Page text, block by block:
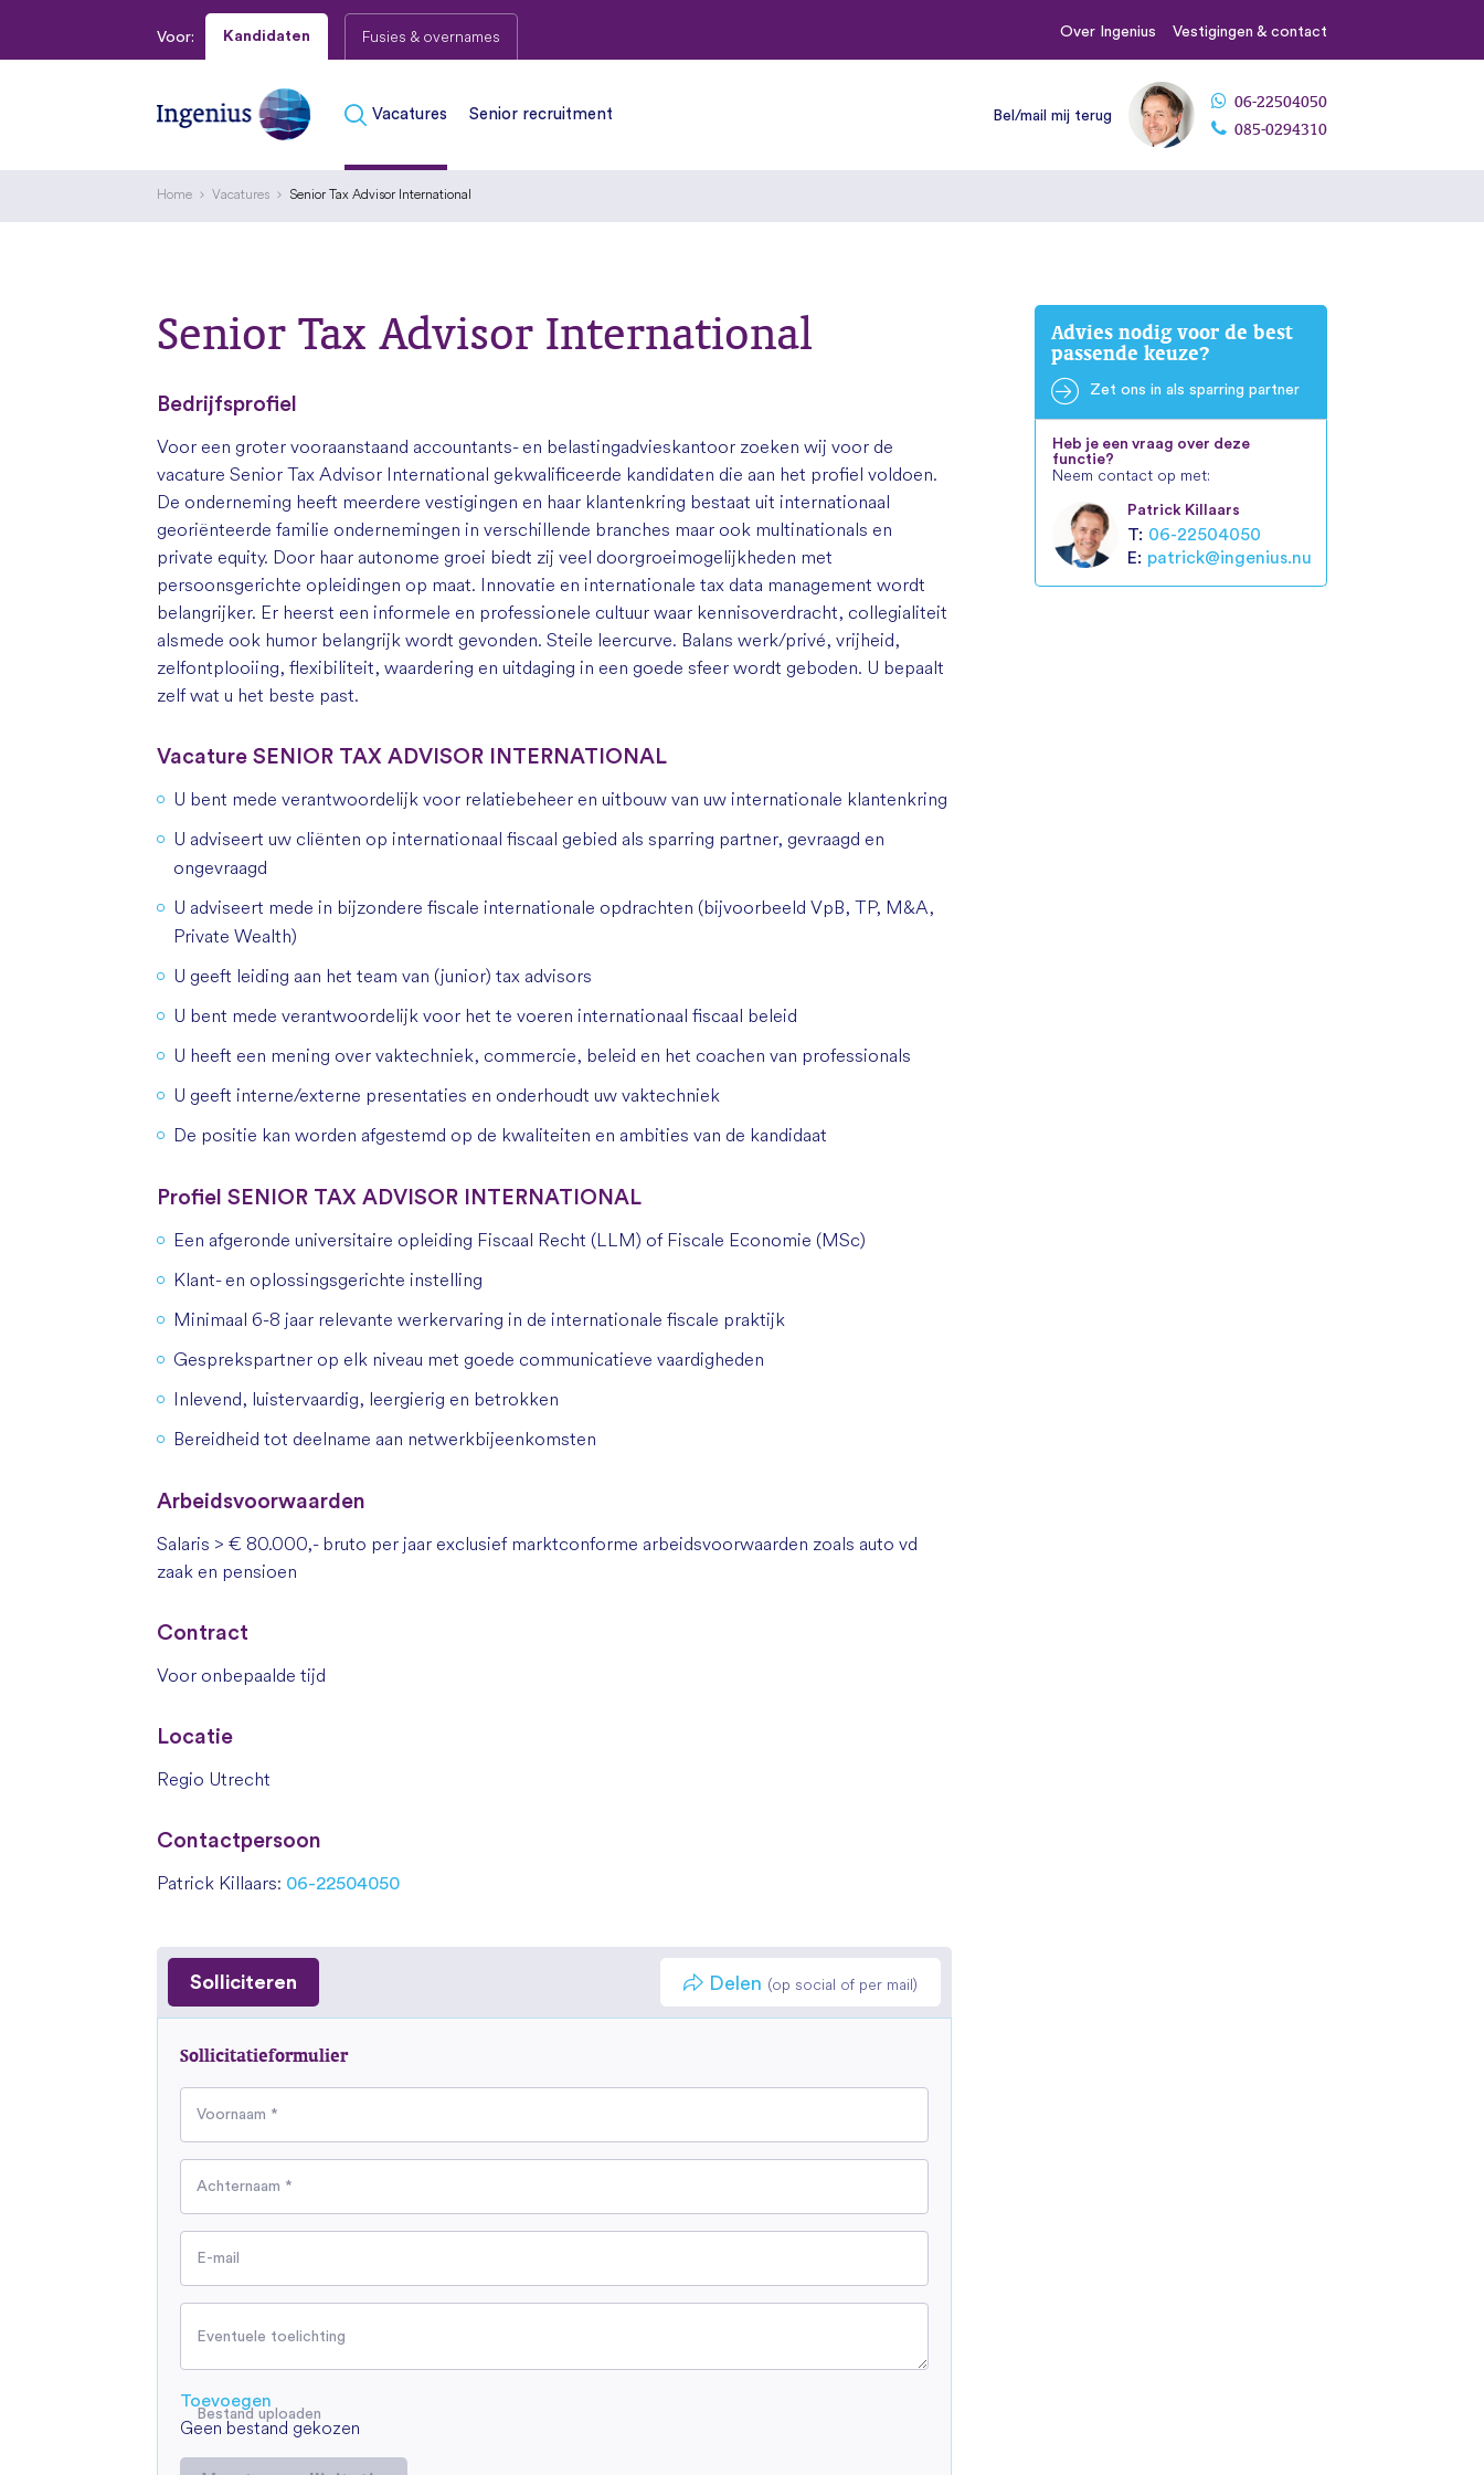
Vacatures Senior recruitment
Over Ingenius Vestigingen & contact
Bel/mail mij terug
06-22504050
085-0294310
Voor: Kandidaten Fusies & overnames
Home Vacatures Senior Tax Advisor International
Senior Tax Advisor International
Bedrijfsprofiel
Voor een groter vooraanstaand accountants- en belastingadvieskantoor zoeken wij voor de
vacature Senior Tax Advisor International gekwalificeerde kandidaten die aan het profiel voldoen.
De onderneming heeft meerdere vestigingen en haar klantenkring bestaat uit internationaal
georiënteerde familie ondernemingen in verschillende branches maar ook multinationals en
private equity. Door haar autonome groei biedt zij veel doorgroeimogelijkheden met
persoonsgerichte opleidingen op maat. Innovatie en internationale tax data management wordt
belangrijker. Er heerst een informele en professionele cultuur waar kennisoverdracht, collegialiteit
alsmede ook humor belangrijk wordt gevonden. Steile leercurve. Balans werk/privé, vrijheid,
zelfontplooiing, flexibiliteit, waardering en uitdaging in een goede sfeer wordt geboden. U bepaalt
zelf wat u het beste past.
Vacature SENIOR TAX ADVISOR INTERNATIONAL
U bent mede verantwoordelijk voor relatiebeheer en uitbouw van uw internationale klantenkring
U adviseert uw cliënten op internationaal fiscaal gebied als sparring partner, gevraagd en
ongevraagd
U adviseert mede in bijzondere fiscale internationale opdrachten (bijvoorbeeld VpB, TP, M&A,
Private Wealth)
U geeft leiding aan het team van (junior) tax advisors
U bent mede verantwoordelijk voor het te voeren internationaal fiscaal beleid
U heeft een mening over vaktechniek, commercie, beleid en het coachen van professionals
U geeft interne/externe presentaties en onderhoudt uw vaktechniek
De positie kan worden afgestemd op de kwaliteiten en ambities van de kandidaat
Profiel SENIOR TAX ADVISOR INTERNATIONAL
Een afgeronde universitaire opleiding Fiscaal Recht (LLM) of Fiscale Economie (MSc)
Klant- en oplossingsgerichte instelling
Minimaal 6-8 jaar relevante werkervaring in de internationale fiscale praktijk
Gesprekspartner op elk niveau met goede communicatieve vaardigheden
Inlevend, luistervaardig, leergierig en betrokken
Bereidheid tot deelname aan netwerkbijeenkomsten
Arbeidsvoorwaarden
Salaris > € 80.000,- bruto per jaar exclusief marktconforme arbeidsvoorwaarden zoals auto vd
zaak en pensioen
Contract
Voor onbepaalde tijd
Locatie
Regio Utrecht
Contactpersoon
Patrick Killaars: 06-22504050
Solliciteren Delen (op social of per mail)
Sollicitatieformulier
Voornaam *
Achternaam *
E-mail
Eventuele toelichting
Bestand uploaden
Toevoegen
Geen bestand gekozen
Advies nodig voor de best
passende keuze?
Zet ons in als sparring partner
Heb je een vraag over deze
functie?
Neem contact op met:
Patrick Killaars
T: 06-22504050
E: patrick@ingenius.nu